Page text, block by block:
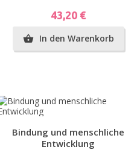
Preis
43,20 €
 In den Warenkorb
Vorschau
Bindung und menschliche
Entwicklung